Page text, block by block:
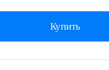
Купить